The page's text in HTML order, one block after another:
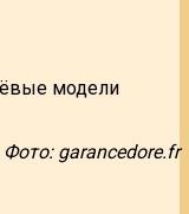
модели
Фото: garancedore.fr